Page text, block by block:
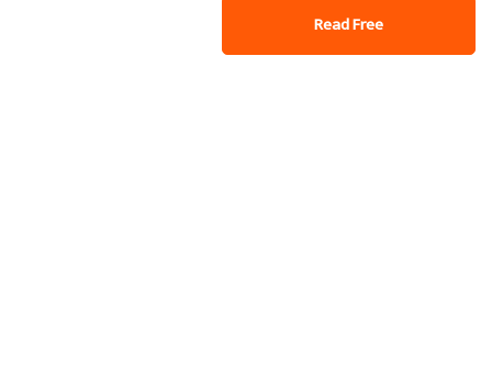
Read Free